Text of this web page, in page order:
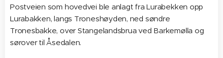
Postveien som hovedvei ble anlagt fra Lurabekken opp
Lurabakken, langs Troneshøyden, ned søndre
Tronesbakke, over Stangelandsbrua ved Barkemølla og
sørover til Åsedalen.